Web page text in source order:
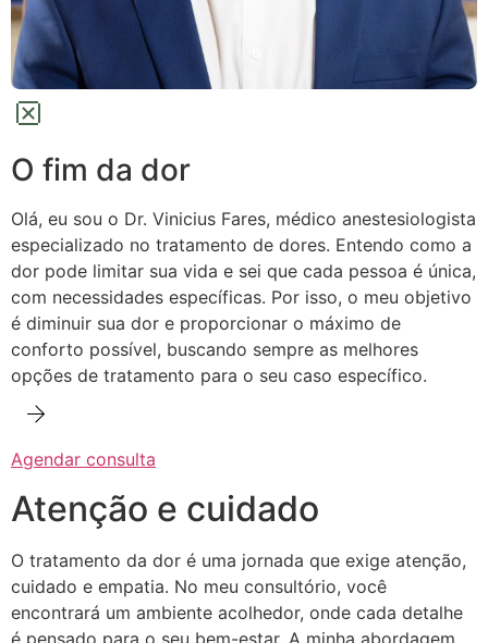
O fim da dor
Olá, eu sou o Dr. Vinicius Fares, médico anestesiologista
especializado no tratamento de dores. Entendo como a
dor pode limitar sua vida e sei que cada pessoa é única,
com necessidades específicas. Por isso, o meu objetivo
é diminuir sua dor e proporcionar o máximo de
conforto possível, buscando sempre as melhores
opções de tratamento para o seu caso específico.
Agendar consulta
Atenção e cuidado
O tratamento da dor é uma jornada que exige atenção,
cuidado e empatia. No meu consultório, você
encontrará um ambiente acolhedor, onde cada detalhe
é pensado para o seu bem-estar. A minha abordagem